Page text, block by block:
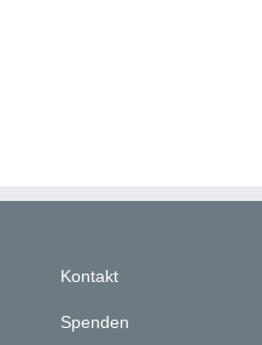
Kontakt
Spenden